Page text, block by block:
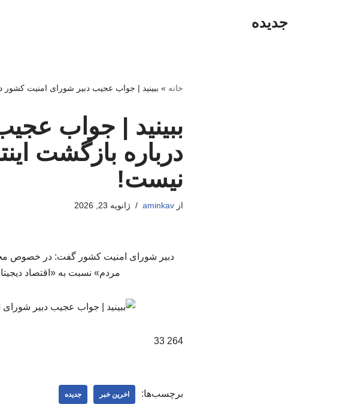
جدیده
خانه » ببینید | جواب عجیب دبیر شورای امنیت
ببینید | جواب
درباره بازگشت
نیست!
ازaminkav ژانویه 23, 2026
دبیر شورای امنیت کشور گفت: در خصوص
مردم» نسبت به «اقتصاد
264 33
برچسب‌ها: اخرین خبر جدیده